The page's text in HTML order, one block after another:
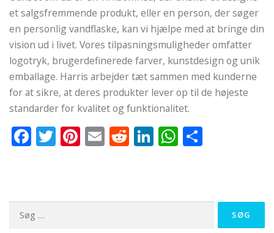
et salgsfremmende produkt, eller en person, der søger
en personlig vandflaske, kan vi hjælpe med at bringe din
vision ud i livet. Vores tilpasningsmuligheder omfatter
logotryk, brugerdefinerede farver, kunstdesign og unik
emballage. Harris arbejder tæt sammen med kunderne
for at sikre, at deres produkter lever op til de højeste
standarder for kvalitet og funktionalitet.
Facebook
Twitter
Pinterest
EmailReddit
LinkedIn
WhatsApp
Søg
efter: